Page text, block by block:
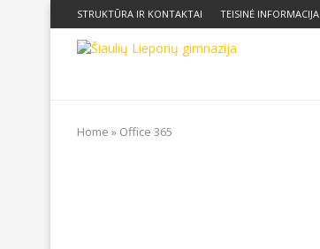
STRUKTŪRA IR KONTAKTAI TEISINĖ INFORMACIJA
Home » Office 365